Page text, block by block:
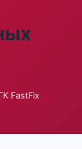
FastFix